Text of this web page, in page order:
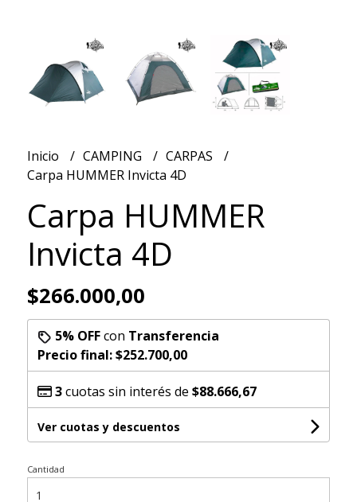
Inicio CAMPING
CARPAS
Carpa HUMMER Invicta 4D
Carpa HUMMER
Invicta 4D
$266.000,00
5% OFFcon Transferencia
Precio final:$252.700,00
3cuotas sin interés de $88.666,67
Ver cuotas y descuentos
Cantidad